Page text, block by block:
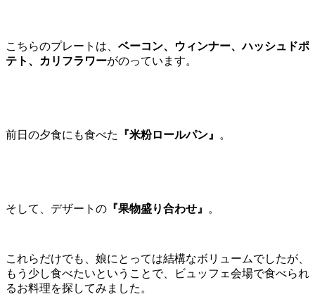
こちらのプレートは、 ベーコン、ウィンナー、ハッシュドポ
テト、カリフラワーがのっています。
前日の夕食にも食べた 『米粉ロールパン』 。
そして、デザートの 『果物盛り合わせ』 。
これらだけでも、娘にとっては結構なボリュームでしたが、
もう少し食べたいということで、ビュッフェ会場で食べられ
るお料理を探してみました。